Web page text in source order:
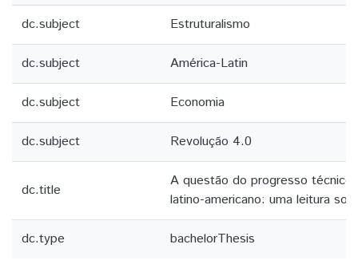
dc.subject Estruturalismo
dc.subject América-Latin
dc.subject Economia
dc.subject Revolução 4.0
dc.title
A questão do progresso técnico
latino-americano: uma leitura
dc.type bachelorThesis